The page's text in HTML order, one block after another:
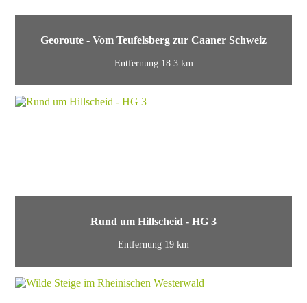
Georoute - Vom Teufelsberg zur Caaner Schweiz
Entfernung 18.3 km
Rund um Hillscheid - HG 3
Entfernung 19 km